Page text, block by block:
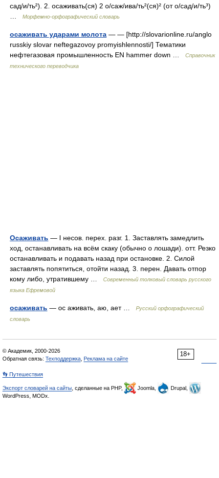
сад/и/ть²). 2. осаживать(ся) 2 о/саж/ива/ть²(ся)² (от о/сад/и/ть³)
Морфемно-орфографический словарь
осаживать ударами молота — — [http://slovarionline.ru/anglo
russkiy slovar neftegazovoy promyishlennosti/] Тематики
нефтегазовая промышленность EN hammer down …
Справочник
технического переводчика
Осаживать — I несов. перех. разг. 1. Заставлять замедлить
ход, останавливать на всём скаку (обычно о лошади). отт. Резко
останавливать и подавать назад при остановке. 2. Силой
заставлять попятиться, отойти назад. 3. перен. Давать отпор
кому либо, утратившему …
Современный толковый словарь русского
языка Ефремовой
осаживать — ос аживать, аю, ает …
Русский орфографический
словарь
18+
© Академик, 2000-2026
Обратная связь: Техподдержка Реклама на сайте
👣 Путешествия
Экспорт словарей на сайты , сделанные на PHP, Joomla,
Drupal,
WordPress, MODx.